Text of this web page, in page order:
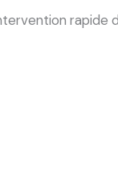
rapide